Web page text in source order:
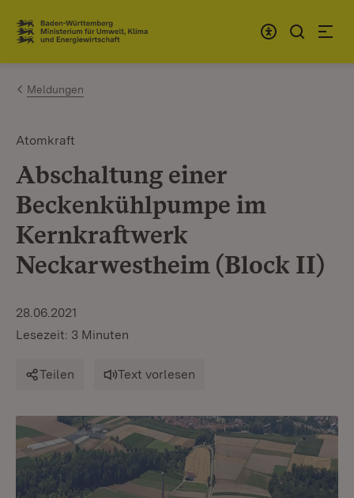
Zum Inhalt springen
Link zur Startseite
Meldungen
Atomkraft
Abschaltung einer
Beckenkühlpumpe im
Kernkraftwerk
Neckarwestheim (Block II)
28.06.2021
Lesezeit: 3 Minuten
Teilen Text vorlesen